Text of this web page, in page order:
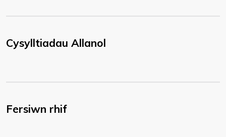
Cysylltiadau Allanol
Fersiwn rhif